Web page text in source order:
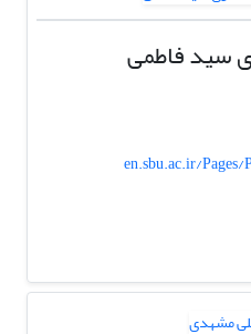
سید فاطمی
en.sbu.ac.ir/